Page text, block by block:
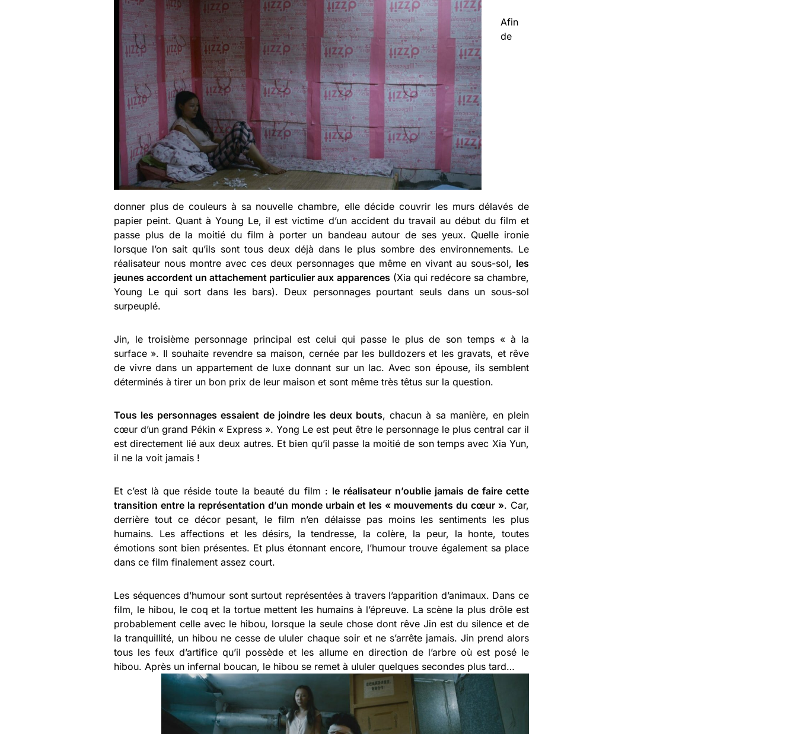
Afin
de
donner plus de couleurs à sa nouvelle chambre, elle décide couvrir les murs délavés de
papier peint. Quant à Young Le, il est victime d’un accident du travail au début du film et
passe plus de la moitié du film à porter un bandeau autour de ses yeux. Quelle ironie
lorsque l’on sait qu’ils sont tous deux déjà dans le plus sombre des environnements. Le
réalisateur nous montre avec ces deux personnages que même en vivant au sous-sol, les
jeunes accordent un attachement particulier aux apparences(Xia qui redécore sa chambre,
Young Le qui sort dans les bars). Deux personnages pourtant seuls dans un sous-sol
surpeuplé.
Jin, le troisième personnage principal est celui qui passe le plus de son temps « à la
surface ». Il souhaite revendre sa maison, cernée par les bulldozers et les gravats, et rêve
de vivre dans un appartement de luxe donnant sur un lac. Avec son épouse, ils semblent
déterminés à tirer un bon prix de leur maison et sont même très têtus sur la question.
Tous les personnages essaient de joindre les deux bouts, chacun à sa manière, en plein
cœur d’un grand Pékin « Express ». Yong Le est peut être le personnage le plus central car il
est directement lié aux deux autres. Et bien qu’il passe la moitié de son temps avec Xia Yun,
il ne la voit jamais !
Et c’est là que réside toute la beauté du film : le réalisateur n’oublie jamais de faire cette
transition entre la représentation d’un monde urbain et les « mouvements du cœur ». Car,
derrière tout ce décor pesant, le film n’en délaisse pas moins les sentiments les plus
humains. Les affections et les désirs, la tendresse, la colère, la peur, la honte, toutes
émotions sont bien présentes. Et plus étonnant encore, l’humour trouve également sa place
dans ce film finalement assez court.
Les séquences d’humour sont surtout représentées à travers l’apparition d’animaux. Dans ce
film, le hibou, le coq et la tortue mettent les humains à l’épreuve. La scène la plus drôle est
probablement celle avec le hibou, lorsque la seule chose dont rêve Jin est du silence et de
la tranquillité, un hibou ne cesse de ululer chaque soir et ne s’arrête jamais. Jin prend alors
tous les feux d’artifice qu’il possède et les allume en direction de l’arbre où est posé le
hibou. Après un infernal boucan, le hibou se remet à ululer quelques secondes plus tard…